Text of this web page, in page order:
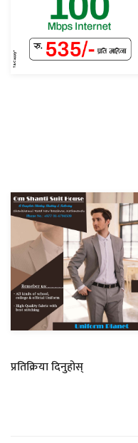
प्रतिक्रिया दिनुहोस्